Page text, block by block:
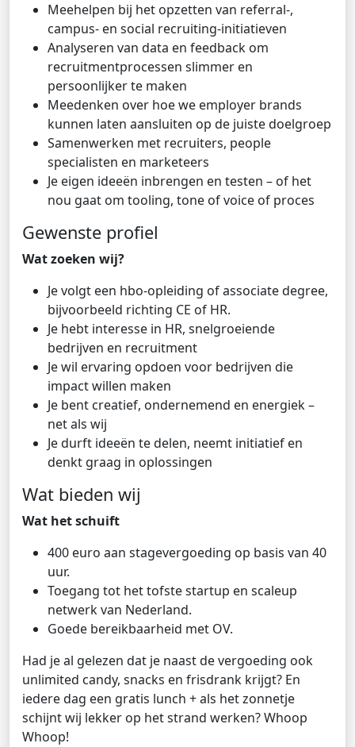
Meehelpen bij het opzetten van referral-,
campus- en social recruiting-initiatieven
Analyseren van data en feedback om
recruitmentprocessen slimmer en
persoonlijker te maken
Meedenken over hoe we employer brands
kunnen laten aansluiten op de juiste doelgroep
Samenwerken met recruiters, people
specialisten en marketeers
Je eigen ideeën inbrengen en testen – of het
nou gaat om tooling, tone of voice of proces
Gewenste profiel
Wat zoeken wij?
Je volgt een hbo-opleiding of associate degree,
bijvoorbeeld richting CE of HR.
Je hebt interesse in HR, snelgroeiende
bedrijven en recruitment
Je wil ervaring opdoen voor bedrijven die
impact willen maken
Je bent creatief, ondernemend en energiek –
net als wij
Je durft ideeën te delen, neemt initiatief en
denkt graag in oplossingen
Wat bieden wij
Wat het schuift
400 euro aan stagevergoeding op basis van 40
uur.
Toegang tot het tofste startup en scaleup
netwerk van Nederland.
Goede bereikbaarheid met OV.
Had je al gelezen dat je naast de vergoeding ook
unlimited candy, snacks en frisdrank krijgt? En
iedere dag een gratis lunch + als het zonnetje
schijnt wij lekker op het strand werken? Whoop
Whoop!